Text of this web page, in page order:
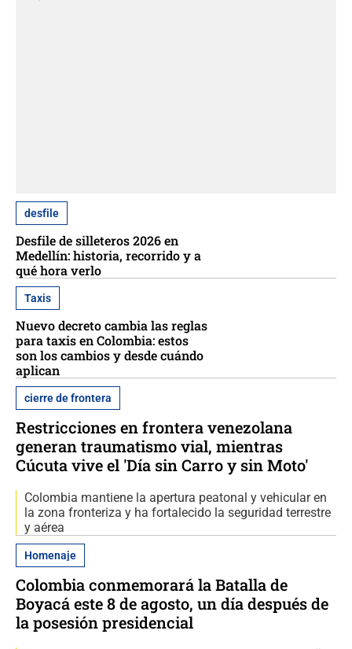
desfile
Desfile de silleteros 2026 en
Medellín: historia, recorrido y a
qué hora verlo
Taxis
Nuevo decreto cambia las reglas
para taxis en Colombia: estos
son los cambios y desde cuándo
aplican
cierre de frontera
Restricciones en frontera venezolana
generan traumatismo vial, mientras
Cúcuta vive el 'Día sin Carro y sin Moto'
Colombia mantiene la apertura peatonal y vehicular en
la zona fronteriza y ha fortalecido la seguridad terrestre
y aérea
Homenaje
Colombia conmemorará la Batalla de
Boyacá este 8 de agosto, un día después de
la posesión presidencial